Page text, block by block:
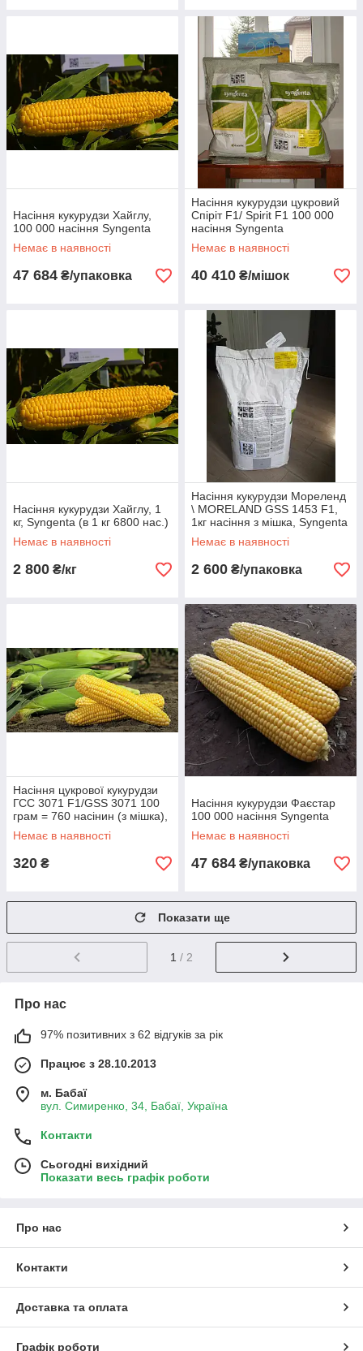
Насіння кукурудзи Хайглу,
100 000 насіння Syngenta
Немає в наявності
47 684 ₴/упаковка
Насіння кукурудзи цукровий
Спіріт F1/ Spirit F1 100 000
насіння Syngenta
Немає в наявності
40 410 ₴/мішок
Насіння кукурудзи Хайглу, 1
кг, Syngenta (в 1 кг 6800 нас.)
Немає в наявності
2 800 ₴/кг
Насіння кукурудзи Мореленд
\ MORELAND GSS 1453 F1,
1кг насіння з мішка, Syngenta
Немає в наявності
2 600 ₴/упаковка
Насіння цукрової кукурудзи
ГСС 3071 F1/GSS 3071 100
грам = 760 насінин (з мішка),
Syngenta
Немає в наявності
320 ₴
Насіння кукурудзи Фаєстар
100 000 насіння Syngenta
Немає в наявності
47 684 ₴/упаковка
Показати ще
1 / 2
Про нас
97% позитивних з 62 відгуків за рік
Працює з 28.10.2013
м. Бабаї
вул. Симиренко, 34, Бабаї, Україна
Контакти
Сьогодні вихідний
Показати весь графік роботи
Про нас
Контакти
Доставка та оплата
Графік роботи